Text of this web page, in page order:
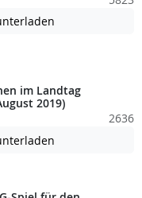
im Landtag
2019)
2636